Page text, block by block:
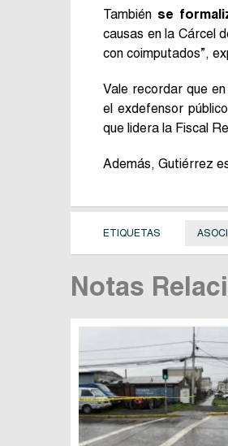
También se
causas en la Cárcel
con coimputados”,
Vale recordar que
el exdefensor
que lidera la Fiscal
Además, Gutiérrez
ETIQUETAS
Notas